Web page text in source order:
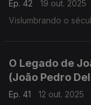
Ep. 42
19 out. 2025
Vislumbrando o
O Legado de
(João Pedro
Ep. 41
12 out. 2025